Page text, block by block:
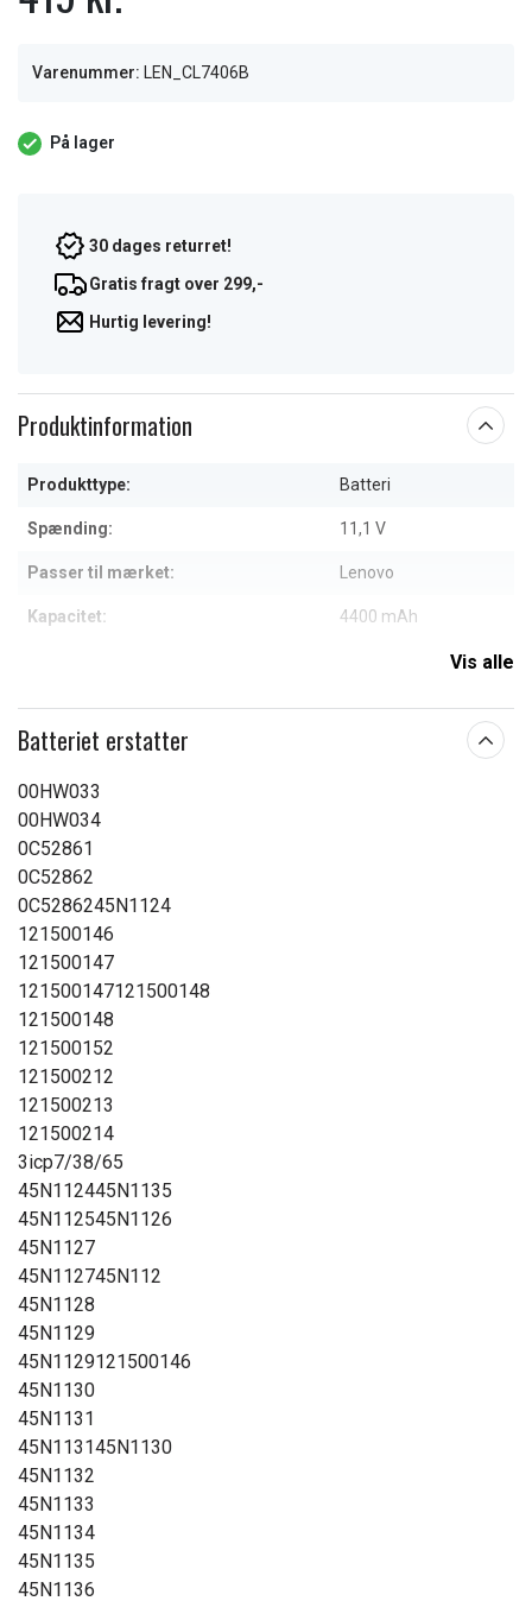
Varenummer: LEN_CL7406B
På lager
30 dages returret!
Gratis fragt over 299,-
Hurtig levering!
Produktinformation
Produkttype: Batteri
Spænding: 11,1 V
Passer til mærket: Lenovo
Kapacitet: 4400 mAh
Vis alle
Batteriet erstatter
00HW033
00HW034
0C52861
0C52862
0C5286245N1124
121500146
121500147
121500147121500148
121500148
121500152
121500212
121500213
121500214
3icp7/38/65
45N112445N1135
45N112545N1126
45N1127
45N112745N112
45N1128
45N1129
45N1129121500146
45N1130
45N1131
45N113145N1130
45N1132
45N1133
45N1134
45N1135
45N1136